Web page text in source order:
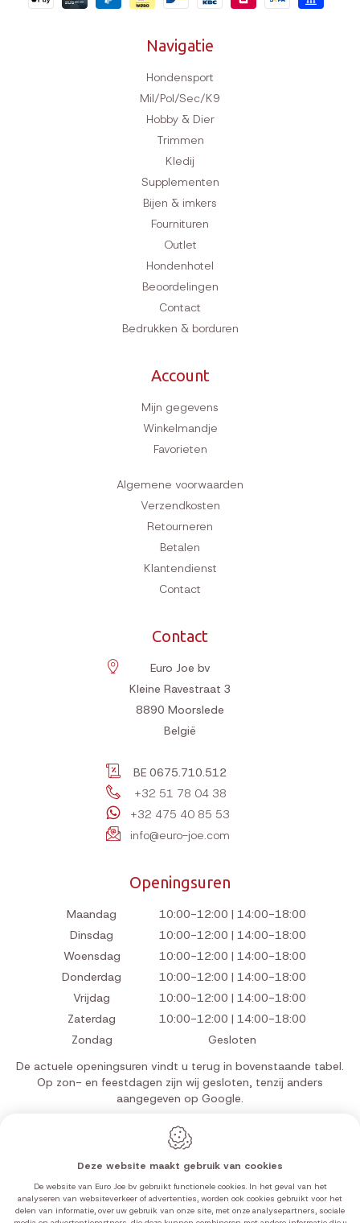
Navigatie
Hondensport
Mil/Pol/Sec/K9
Hobby & Dier
Trimmen
Kledij
Supplementen
Bijen & imkers
Fournituren
Outlet
Hondenhotel
Beoordelingen
Contact
Bedrukken & borduren
Account
Mijn gegevens
Winkelmandje
Favorieten
Algemene voorwaarden
Verzendkosten
Retourneren
Betalen
Klantendienst
Contact
Contact
Euro Joe bv
Kleine Ravestraat 3
8890 Moorslede
België
BE 0675.710.512
+32 51 78 04 38
+32 475 40 85 53
info@euro-joe.com
Openingsuren
Maandag
10:00-12:00 | 14:00-18:00
Dinsdag
10:00-12:00 | 14:00-18:00
Woensdag
10:00-12:00 | 14:00-18:00
Donderdag
10:00-12:00 | 14:00-18:00
Vrijdag
10:00-12:00 | 14:00-18:00
Zaterdag
10:00-12:00 | 14:00-18:00
Zondag
Gesloten
De actuele openingsuren vindt u terug in bovenstaande tabel.
Op zon- en feestdagen zijn wij gesloten, tenzij anders
aangegeven op Google.
Webdesign by IDcreation 2026
Cookie policy
Privacy policy
Deze website maakt gebruik van cookies
De website van Euro Joe bv gebruikt functionele cookies. In het geval van het
analyseren van websiteverkeer of advertenties, worden ook cookies gebruikt voor het
delen van informatie, over uw gebruik van onze site, met onze analysepartners, sociale